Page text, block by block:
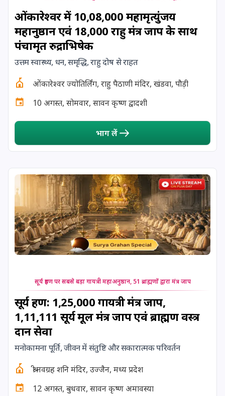
Nag Pancham *Gujarati
17 August, 2026 Shravan Somwar Vrat
17 August, 2026
18 August, 2026 Kalki Jayanti
18 August, 2026 Mangala Gauri Vrat
18 August, 2026 Skanda Sashti
19 August, 2026 Tulsidas Jayanti
20 August, 2026 Masik Durgashtami
24 August, 2026 Damodara Dwadashi
24 August, 2026 Shravana Putrada Ekadashi
25 August, 2026 Mangala Gauri Vrat
25 August, 2026 Pradosh Vrat
26 August, 2026
ओंकारेश्वर में 10,08,000 महामृत्युंजय
महानुष्ठान एवं 18,000 राहु मंत्र जाप के साथ
पंचामृत रुद्राभिषेक
उत्तम स्वास्थ्य, धन, समृद्धि, राहु दोष से राहत
ओंकारेश्वर ज्योतिर्लिंग, राहु पैठाणी मंदिर, खंडवा, पौड़ी
10 अगस्त, सोमवार, सावन कृष्ण द्वादशी
भाग लें
सूर्य ग्रहण पर सबसे बड़ा गायत्री महाअनुष्ठान, 51 ब्राह्मणों द्वारा मंत्र जाप
सूर्य ग्रहण: 1,25,000 गायत्री मंत्र जाप,
1,11,111 सूर्य मूल मंत्र जाप एवं ब्राह्मण वस्त्र
दान सेवा
मनोकामना पूर्ति, जीवन में संतुष्टि और सकारात्मक परिवर्तन
श्री नवग्रह शनि मंदिर, उज्जैन, मध्य प्रदेश
12 अगस्त, बुधवार, सावन कृष्ण अमावस्या